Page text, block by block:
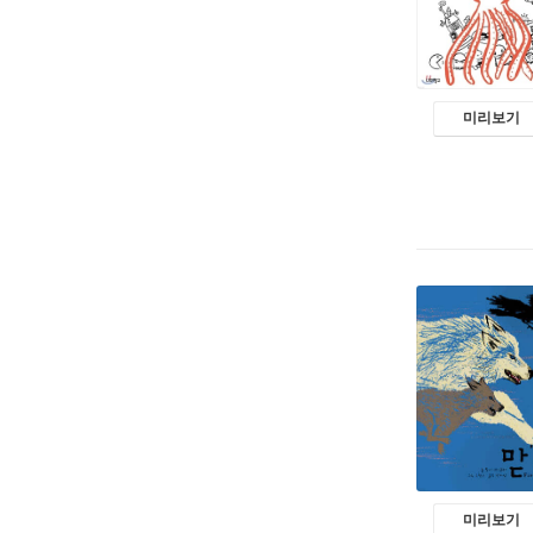
미리보기
미리보기